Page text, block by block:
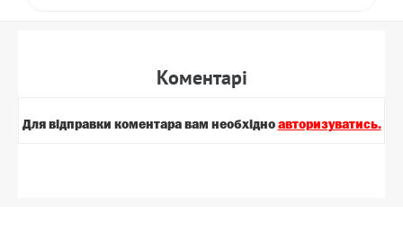
Коментарi
Для вiдправки коментара вам необхiдно авторизуватись.